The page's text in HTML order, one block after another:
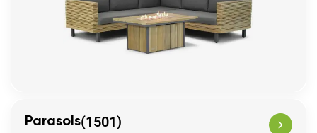
Parasols(1501)